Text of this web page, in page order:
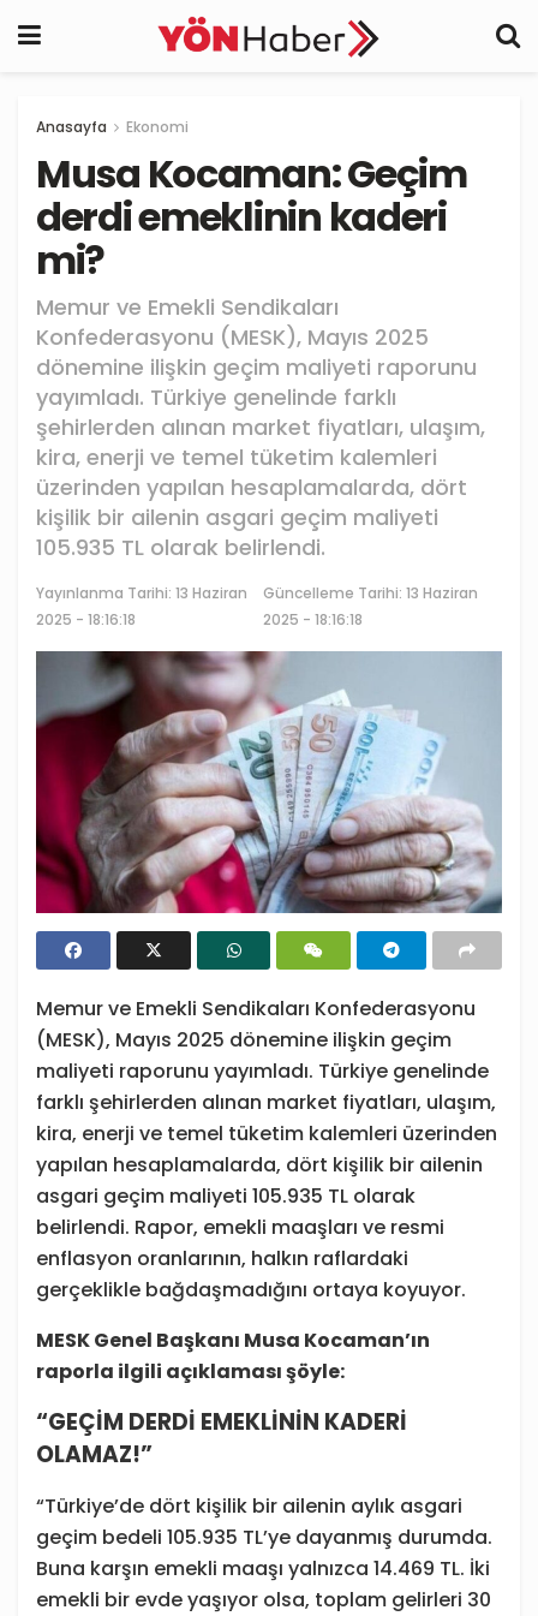
Anasayfa Ekonomi
Musa Kocaman: Geçim
derdi emeklinin kaderi
mi?
Memur ve Emekli Sendikaları
Konfederasyonu (MESK), Mayıs 2025
dönemine ilişkin geçim maliyeti raporunu
yayımladı. Türkiye genelinde farklı
şehirlerden alınan market fiyatları, ulaşım,
kira, enerji ve temel tüketim kalemleri
üzerinden yapılan hesaplamalarda, dört
kişilik bir ailenin asgari geçim maliyeti
105.935 TL olarak belirlendi.
Yayınlanma Tarihi: 13 Haziran
2025 - 18:16:18
Güncelleme Tarihi: 13 Haziran
2025 - 18:16:18
Memur ve Emekli Sendikaları Konfederasyonu
(MESK), Mayıs 2025 dönemine ilişkin geçim
maliyeti raporunu yayımladı. Türkiye genelinde
farklı şehirlerden alınan market fiyatları, ulaşım,
kira, enerji ve temel tüketim kalemleri üzerinden
yapılan hesaplamalarda, dört kişilik bir ailenin
asgari geçim maliyeti 105.935 TL olarak
belirlendi. Rapor, emekli maaşları ve resmi
enflasyon oranlarının, halkın raflardaki
gerçeklikle bağdaşmadığını ortaya koyuyor.
MESK Genel Başkanı Musa Kocaman’ın
raporla ilgili açıklaması şöyle:
“GEÇİM DERDİ EMEKLİNİN KADERİ
OLAMAZ!”
“Türkiye’de dört kişilik bir ailenin aylık asgari
geçim bedeli 105.935 TL’ye dayanmış durumda.
Buna karşın emekli maaşı yalnızca 14.469 TL. İki
emekli bir evde yaşıyor olsa, toplam gelirleri 30